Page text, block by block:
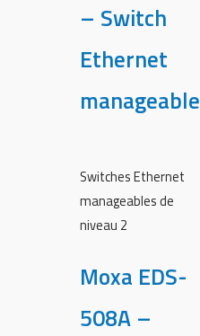
– Switch
Ethernet
manageable
Switches Ethernet
manageables de
niveau 2
Moxa EDS-
508A –